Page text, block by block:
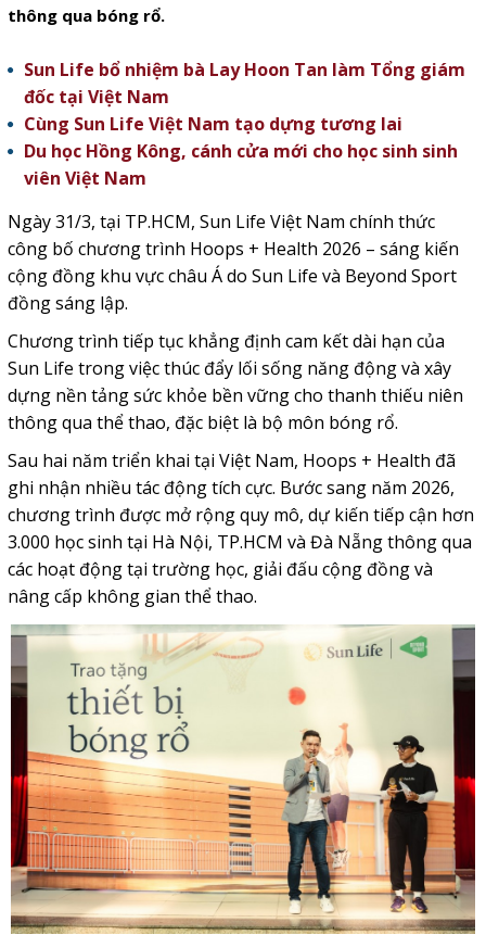
thông qua bóng rổ.
Sun Life bổ nhiệm bà Lay Hoon Tan làm Tổng giám
đốc tại Việt Nam
Cùng Sun Life Việt Nam tạo dựng tương lai
Du học Hồng Kông, cánh cửa mới cho học sinh sinh
viên Việt Nam
Ngày 31/3, tại TP.HCM, Sun Life Việt Nam chính thức
công bố chương trình Hoops + Health 2026 – sáng kiến
cộng đồng khu vực châu Á do Sun Life và Beyond Sport
đồng sáng lập.
Chương trình tiếp tục khẳng định cam kết dài hạn của
Sun Life trong việc thúc đẩy lối sống năng động và xây
dựng nền tảng sức khỏe bền vững cho thanh thiếu niên
thông qua thể thao, đặc biệt là bộ môn bóng rổ.
Sau hai năm triển khai tại Việt Nam, Hoops + Health đã
ghi nhận nhiều tác động tích cực. Bước sang năm 2026,
chương trình được mở rộng quy mô, dự kiến tiếp cận hơn
3.000 học sinh tại Hà Nội, TP.HCM và Đà Nẵng thông qua
các hoạt động tại trường học, giải đấu cộng đồng và
nâng cấp không gian thể thao.